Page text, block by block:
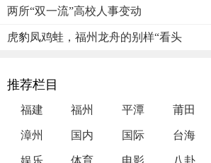
两所“双一流”高校人事变动
虎豹凤鸡蛙，福州龙舟的别样“看头
推荐栏目
福建 福州 平潭 莆田
漳州 国内 国际 台海